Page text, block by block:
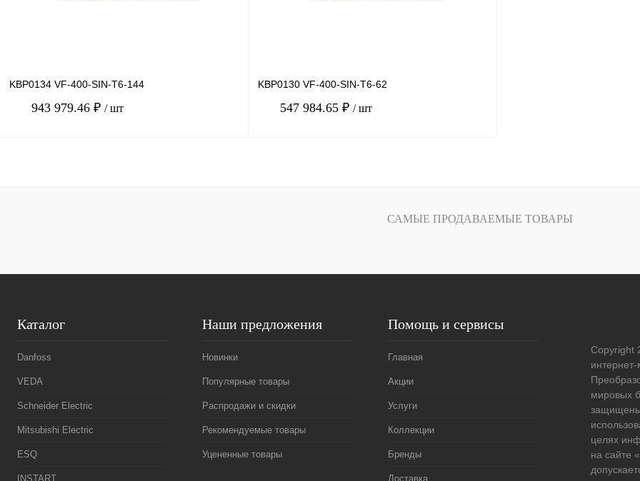
KBP0134 VF-400-SIN-T6-144
943 979.46 ₽ / шт
KBP0130 VF-400-SIN-T6-62
547 984.65 ₽ / шт
САМЫЕ ПРОДАВАЕМЫЕ ТОВАРЫ
Каталог
Danfoss
VEDA
Schneider Electric
Mitsubishi Electric
ESQ
INSTART
Наши предложения
Новинки
Популярные товары
Распродажи и скидки
Рекомендуемые товары
Уцененные товары
Помощь и сервисы
Главная
Акции
Услуги
Коллекции
Бренды
Доставка
Copyright
интернет-
мировых
целях
на сайте